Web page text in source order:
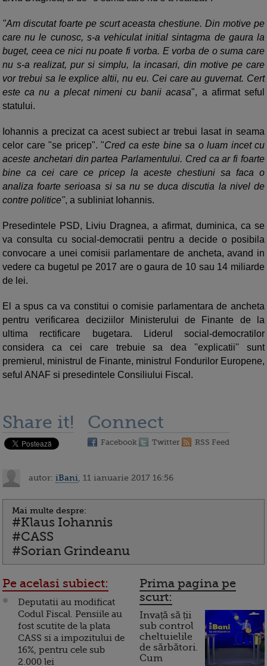
"Am discutat foarte pe scurt aceasta chestiune. Din motive pe
care nu le cunosc, s-a vehiculat initial sintagma de gaura la
buget, ceea ce nici nu poate fi vorba. E vorba de o suma care
nu s-a realizat, pur si simplu, la incasari, din motive pe care
vor trebui sa le explice altii, nu eu. Cei care au guvernat. Cert
este ca nu a plecat nimeni cu banii acasa", a afirmat seful
statului.
Iohannis a precizat ca acest subiect ar trebui lasat in seama
celor care "se pricep". "Cred ca este bine sa o luam incet cu
aceste anchetari din partea Parlamentului. Cred ca ar fi foarte
bine ca cei care ce pricep la aceste chestiuni sa faca o
analiza foarte serioasa si sa nu se duca discutia la nivel de
contre politice", a subliniat Iohannis.
Presedintele PSD, Liviu Dragnea, a afirmat, duminica, ca se
va consulta cu social-democratii pentru a decide o posibila
convocare a unei comisii parlamentare de ancheta, avand in
vedere ca bugetul pe 2017 are o gaura de 10 sau 14 miliarde
de lei.
El a spus ca va constitui o comisie parlamentara de ancheta
pentru verificarea deciziilor Ministerului de Finante de la
ultima rectificare bugetara. Liderul social-democratilor
considera ca cei care trebuie sa dea ''explicatii'' sunt
premierul, ministrul de Finante, ministrul Fondurilor Europene,
seful ANAF si presedintele Consiliului Fiscal.
Share it! Connect
Facebook Twitter RSS Feed
autor: iBani , 11 ianuarie 2017 16:56
Mai multe despre:
#Klaus Iohannis
#CASS
#Sorian Grindeanu
Pe acelasi subiect:
Deputatii au modificat
Codul Fiscal. Pensiile au
fost scutite de la plata
CASS si a impozitului de
16%, pentru cele sub
2.000 lei
Prima pagina pe
scurt:
Invață să ții
sub control
cheltuielile
de sărbători.
Cum